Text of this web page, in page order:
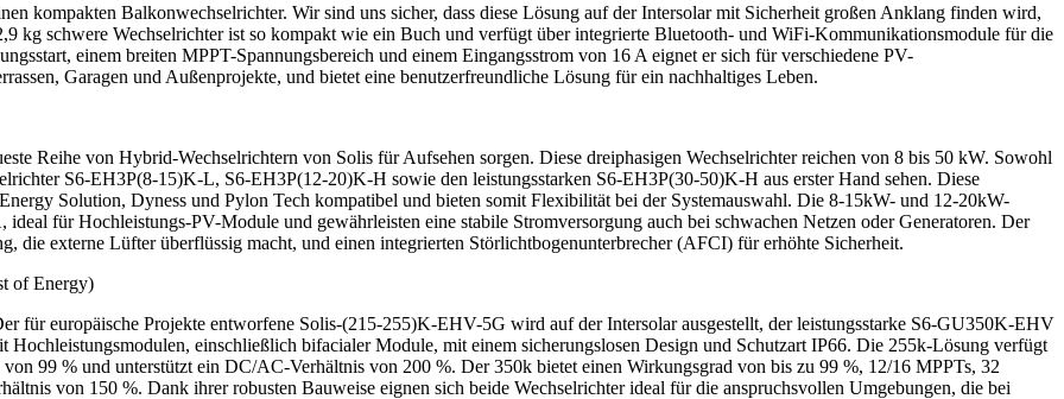
kompakten Balkonwechselrichter. Wir sind uns sicher, dass diese Lösung auf der Intersolar mit Sicherheit großen Anklang finden wird,
kg schwere Wechselrichter ist so kompakt wie ein Buch und verfügt über integrierte Bluetooth- und WiFi-Kommunikationsmodule für die
einem breiten MPPT-Spannungsbereich und einem Eingangsstrom von 16 A eignet er sich für verschiedene PV-
Garagen und Außenprojekte, und bietet eine benutzerfreundliche Lösung für ein nachhaltiges Leben.
Reihe von Hybrid-Wechselrichtern von Solis für Aufsehen sorgen. Diese dreiphasigen Wechselrichter reichen von 8 bis 50 kW. Sowohl
S6-EH3P(8-15)K-L, S6-EH3P(12-20)K-H sowie den leistungsstarken S6-EH3P(30-50)K-H aus erster Hand sehen. Diese
Solution, Dyness und Pylon Tech kompatibel und bieten somit Flexibilität bei der Systemauswahl. Die 8-15kW- und 12-20kW-
für Hochleistungs-PV-Module und gewährleisten eine stabile Stromversorgung auch bei schwachen Netzen oder Generatoren. Der
externe Lüfter überflüssig macht, und einen integrierten Störlichtbogenunterbrecher (AFCI) für erhöhte Sicherheit.
of Energy)
für europäische Projekte entworfene Solis-(215-255)K-EHV-5G wird auf der Intersolar ausgestellt, der leistungsstarke S6-GU350K-EHV
einschließlich bifacialer Module, mit einem sicherungslosen Design und Schutzart IP66. Die 255k-Lösung verfügt
99 % und unterstützt ein DC/AC-Verhältnis von 200 %. Der 350k bietet einen Wirkungsgrad von bis zu 99 %, 12/16 MPPTs, 32
von 150 %. Dank ihrer robusten Bauweise eignen sich beide Wechselrichter ideal für die anspruchsvollen Umgebungen, die bei